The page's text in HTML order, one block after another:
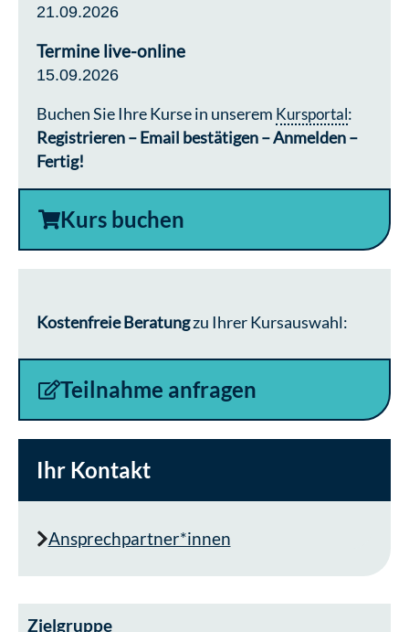
Zielgruppe
21.09.2026
Termine live-online
15.09.2026
Buchen Sie Ihre Kurse in unserem Kursportal:
Registrieren – Email bestätigen – Anmelden –
Fertig!
Kurs buchen
Kostenfreie Beratungzu Ihrer Kursauswahl:
Teilnahme anfragen
Ihr Kontakt
Ansprechpartner*innen